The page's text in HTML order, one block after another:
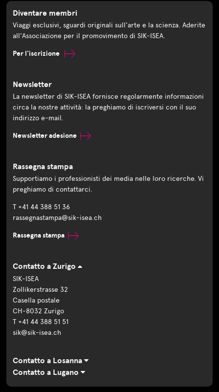
Diventare membri
Viaggi esclusivi, sguardi originali sull'arte e la scienza. Aderite
all'Associazione per il promovimento di SIK-ISEA.
Per l'iscrizione
Newsletter
La newsletter di SIK-ISEA fornisce regolarmente informazioni
circa la nostre attività: la preghiamo di iscriversi con il suo
indirizzo e-mail.
Newsletter adesione
Rassegna stampa
Supportiamo i professionisti dei media nelle loro ricerche. Vi
preghiamo di contattarci.
T +41 44 388 51 36
rassegnastampa@sik-isea.ch
Rassegna stampa
Contatto a Zurigo
SIK-ISEA
Zollikerstrasse 32
Casella postale
CH-8032 Zurigo
T +41 44 388 51 51
sik@sik-isea.ch
Contatto a Losanna
Contatto a Lugano